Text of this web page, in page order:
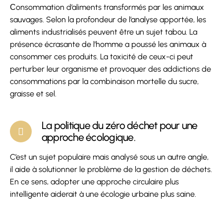
Сonsommation d’aliments transformés par les animaux
sauvages. Selon la profondeur de l’analyse apportée, les
aliments industrialisés peuvent être un sujet tabou. La
présence écrasante de l’homme a poussé les animaux à
consommer ces produits. La toxicité de ceux-ci peut
perturber leur organisme et provoquer des addictions de
consommations par la combinaison mortelle du sucre,
graisse et sel.
La politique du zéro déchet pour une
approche écologique.
C’est un sujet populaire mais analysé sous un autre angle,
il aide à solutionner le problème de la gestion de déchets.
En ce sens, adopter une approche circulaire plus
intelligente aiderait à une écologie urbaine plus saine.